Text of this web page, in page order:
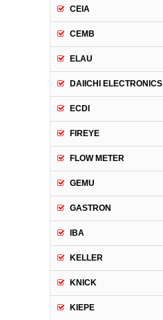
CEIA
CEMB
ELAU
DAIICHI ELECTRONICS
ECDI
FIREYE
FLOW METER
GEMU
GASTRON
IBA
KELLER
KNICK
KIEPE